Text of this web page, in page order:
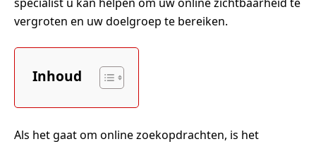
vergroten en uw doelgroep te bereiken.
Inhoud
Als het gaat om online zoekopdrachten, is het